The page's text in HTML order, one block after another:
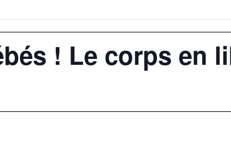
! Le corps en